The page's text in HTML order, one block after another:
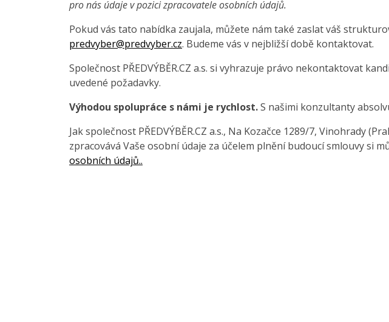
pro nás údaje v pozici zpracovatele osobních údajů.
Pokud vás tato nabídka zaujala, můžete nám také zaslat váš
predvyber@predvyber.cz. Budeme vás v nejbližší době kontaktovat.
Společnost PŘEDVÝBĚR.CZ a.s. si vyhrazuje právo nekontaktovat
uvedené požadavky.
Výhodou spolupráce s námi je rychlost.S našimi konzultanty
Jak společnost PŘEDVÝBĚR.CZ a.s., Na Kozačce 1289/7, Vinohrady
zpracovává Vaše osobní údaje za účelem plnění budoucí smlouvy si
osobních údajů..